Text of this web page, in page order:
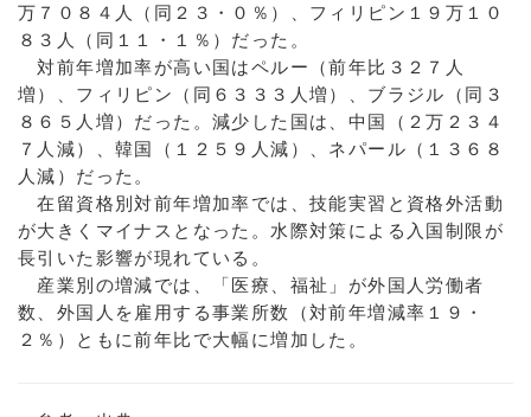
万７０８４人（同２３・０％）、フィリピン１９万１０
８３人（同１１・１％）だった。
対前年増加率が高い国はペルー（前年比３２７人
増）、フィリピン（同６３３３人増）、ブラジル（同３
８６５人増）だった。減少した国は、中国（２万２３４
７人減）、韓国（１２５９人減）、ネパール（１３６８
人減）だった。
在留資格別対前年増加率では、技能実習と資格外活動
が大きくマイナスとなった。水際対策による入国制限が
長引いた影響が現れている。
産業別の増減では、「医療、福祉」が外国人労働者
数、外国人を雇用する事業所数（対前年増減率１９・
２％）ともに前年比で大幅に増加した。